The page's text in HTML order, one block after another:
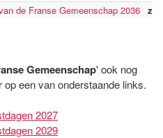
de Franse Gemeenschap 2036
Gemeenschap' ook nog
een van onderstaande links.
2027
2029